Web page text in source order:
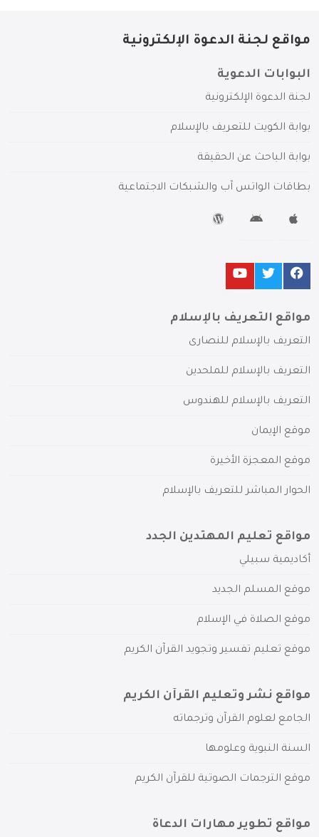
مواقع لجنة الدعوة الإلكترونية
البوابات الدعوية
لجنة الدعوة الإلكترونية
بوابة الكويت للتعريف بالإسلام
بوابة الباحث عن الحقيقة
بطاقات الواتس آب والشبكات الاجتماعية
مواقع التعريف بالإسلام
التعريف بالإسلام للنصارى
التعريف بالإسلام للملحدين
التعريف بالإسلام للهندوس
موقع الإيمان
موقع المعجزة الأخيرة
الحوار المباشر للتعريف بالإسلام
مواقع تعليم المهتدين الجدد
أكاديمية سبيلي
موقع المسلم الجديد
موقع الصلاة في الإسلام
موقع تعليم تفسير وتجويد القرآن الكريم
مواقع نشر وتعليم القرآن الكريم
الجامع لعلوم القرآن وترجماته
السنة النبوية وعلومها
موقع الترجمات الصوتية للقرآن الكريم
مواقع تطوير مهارات الدعاة